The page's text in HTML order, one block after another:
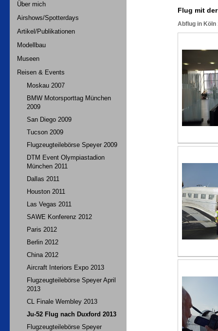
Flug mit
Abflug in Köln
Über mich
Airshows/Spotterdays
Artikel/Publikationen
Modellbau
Museen
Reisen & Events
Moskau 2007
BMW Motorsporttag München
2009
San Diego 2009
Tucson 2009
Flugzeugteilebörse Speyer 2009
DTM Event Olympiastadion
München 2011
Dallas 2011
Houston 2011
Las Vegas 2011
SAWE Konferenz 2012
Paris 2012
Berlin 2012
China 2012
Aircraft Interiors Expo 2013
Flugzeugteilebörse Speyer April
2013
CL Finale Wembley 2013
Ju-52 Flug nach Duxford 2013
Flugzeugteilebörse Speyer